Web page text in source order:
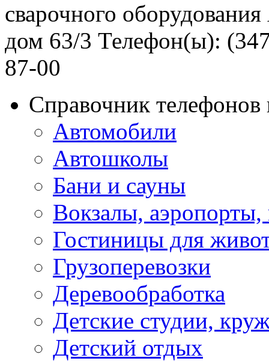
сварочного
дом 63/3 Телефон(ы):
87-00
Справочник
Автомобили
Автошколы
Бани и сауны
Вокзалы,
Гостиницы для
Грузоперевозки
Деревообработка
Детские студии,
Детский отдых